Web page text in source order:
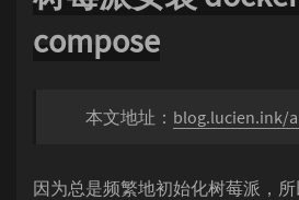
compose
本文地址： blog.lucien.ink/
因为总是频繁地初始化树莓派，